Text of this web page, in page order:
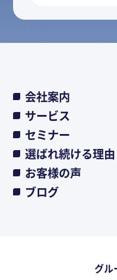
会社案内
サービス
セミナー
選ばれ続ける理由
お客様の声
ブログ
グル